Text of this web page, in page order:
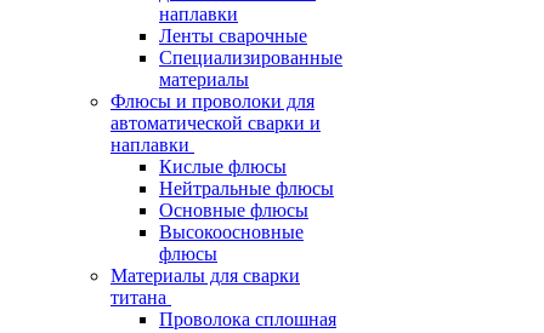
наплавки
Ленты сварочные
Специализированные
материалы
Флюсы и проволоки для
автоматической сварки и
наплавки
Кислые флюсы
Нейтральные флюсы
Основные флюсы
Высокоосновные
флюсы
Материалы для сварки
титана
Проволока сплошная